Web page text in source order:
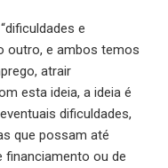
e
outro, e ambos temos
atrair
esta ideia, a ideia é
dificuldades,
que possam até
ou de